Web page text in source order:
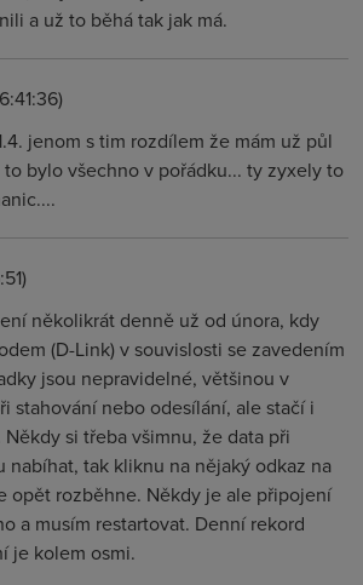
a už to běhá tak jak má.
jenom s tim rozdílem že mám už půl
bylo všechno v pořádku... ty zyxely to
několikrát denně už od února, kdy
(D-Link) v souvislosti se zavedením
jsou nepravidelné, většinou v
stahování nebo odesílání, ale stačí i
si třeba všimnu, že data při
nabíhat, tak kliknu na nějaký odkaz na
opět rozběhne. Někdy je ale připojení
a musím restartovat. Denní rekord
je kolem osmi.